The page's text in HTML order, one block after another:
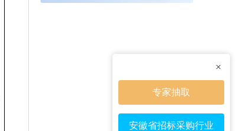
×
专家抽取
安徽省招标采购行业